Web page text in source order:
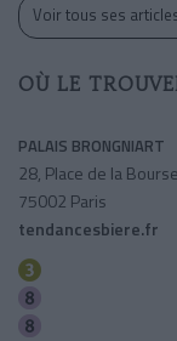
Voir tous ses
OÙ LE
PALAIS BRONGNIART
28, Place de la Bourse
75002 Paris
tendancesbiere.fr